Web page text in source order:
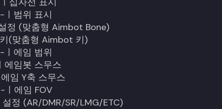
-ㅣ범위 표시
정 (맞춤형 Aimbot Bone)
(맞춤형 Aimbot 키)
-ㅣ에임 범위
에임봇 스무스
임 Y축 스무스
-ㅣ에임 FOV
정 (AR/DMR/SR/LMG/ETC)